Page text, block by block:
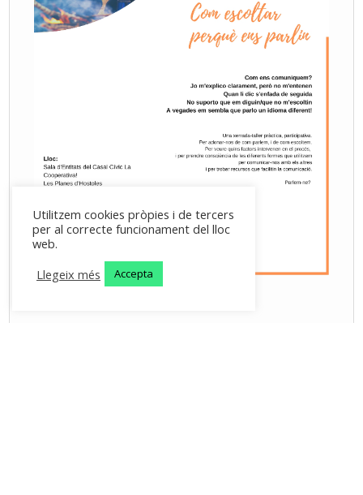
Utilitzem cookies pròpies i de tercers
per al correcte funcionament del lloc
web.
Llegeix més
Accepta